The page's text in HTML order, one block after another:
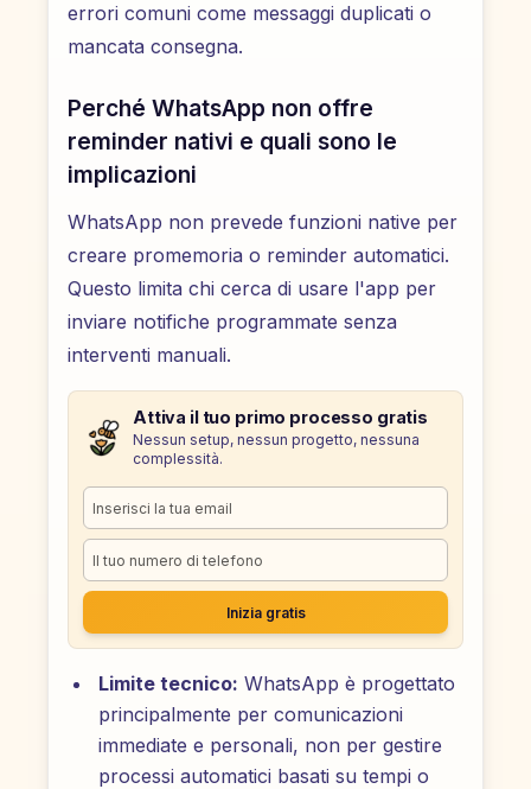
errori comuni come messaggi duplicati o
mancata consegna.
Perché WhatsApp non offre
reminder nativi e quali sono le
implicazioni
WhatsApp non prevede funzioni native per
creare promemoria o reminder automatici.
Questo limita chi cerca di usare l'app per
inviare notifiche programmate senza
interventi manuali.
Attiva il tuo primo processo gratis
Nessun setup, nessun progetto, nessuna
complessità.
Inizia gratis
Limite tecnico: WhatsApp è progettato
principalmente per comunicazioni
immediate e personali, non per gestire
processi automatici basati su tempi o